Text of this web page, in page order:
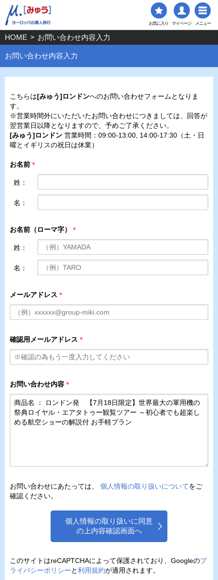
お気に入り マイページ メニュー
HOME > お問い合わせ内容入力
お問い合わせ内容入力
こちらは[みゅう]ロンドンへのお問い合わせフォームとなりま
す。
※営業時間外にいただいたお問い合わせにつきましては、回答が
翌営業日以降となりますので、予めご了承ください。
[みゅう]ロンドン 営業時間：09:00-13:00, 14:00-17:30（土・日
曜とイギリスの祝日は休業）
お名前 ＊
姓：
名：
お名前（ローマ字） ＊
姓：
名：
メールアドレス ＊
確認用メールアドレス ＊
お問い合わせ内容 ＊
お問い合わせにあたっては、 個人情報の取り扱いについてをご
確認ください。
個人情報の取り扱いに同意
の上内容確認画面へ
このサイトはreCAPTCHAによって保護されており、Googleのプ
ライバシーポリシーと利用規約が適用されます。